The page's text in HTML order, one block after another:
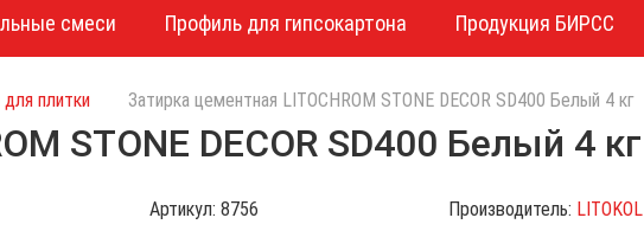
к
а
т
л
смеси Профиль для гипсокартона Продукция БИРСС
для плитки Затирка цементная LITOCHROM STONE DECOR SD400 Белый 4 кг
STONE DECOR SD400 Белый 4 кг
Артикул: 8756 Производитель: LITOKOL